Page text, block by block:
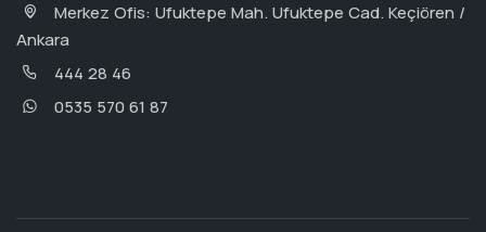
Merkez Ofis: Ufuktepe Mah. Ufuktepe Cad. Keçiören /
Ankara
444 28 46
0535 570 61 87